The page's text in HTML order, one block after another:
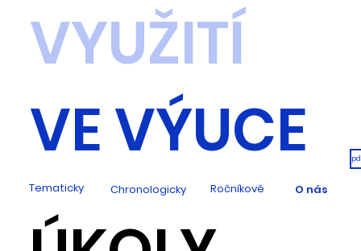
VYUŽITÍ
VE VÝUCE
Tematicky Chronologicky Ročníkově O nás